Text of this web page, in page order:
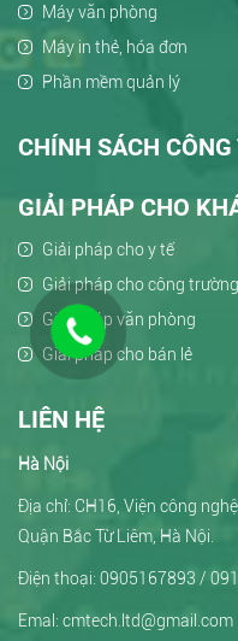
Máy văn phòng
Máy in thẻ, hóa đơn
Phần mềm quản lý
CHÍNH SÁCH CÔNG
GIẢI PHÁP CHO
Giải pháp cho y tế
Giải pháp cho công trường
Giải pháp văn phòng
Giải pháp cho bán lẻ
LIÊN HỆ
Hà Nội
Địa chỉ: CH16, Viện công
Quận Bắc Từ Liêm, Hà Nội.
Điện thoại: 0905167893 /
Emal: cmtech.ltd@gmail.com